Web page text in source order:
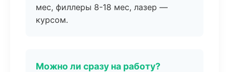
мес, филлеры 8-18 мес, лазер —
курсом.
Можно ли сразу на работу?